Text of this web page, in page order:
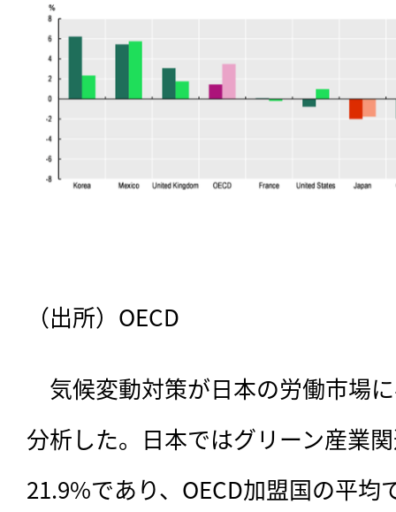
（出所）OECD
気候変動対策が日本の労働市場
分析した。日本ではグリーン産業
21.9%であり、OECD加盟国の平均